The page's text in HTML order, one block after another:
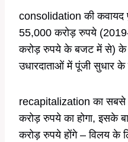
consolidation की कवायद
55,000 करोड़ रुपये
करोड़ रुपये के बजट में से) के
उधारदाताओं में पूंजी सुधार के
recapitalization का सबसे
करोड़ रुपये का होगा, इसके
करोड़ रुपये होंगे – विलय